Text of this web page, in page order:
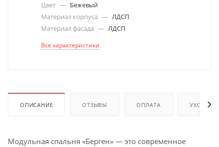
Цвет — Бежевый
Материал корпуса — ЛДСП
Материал фасада — ЛДСП
Все характеристики
ОПИСАНИЕ ОТЗЫВЫ ОПЛАТА УХОД И
Модульная спальня «Берген» — это современное